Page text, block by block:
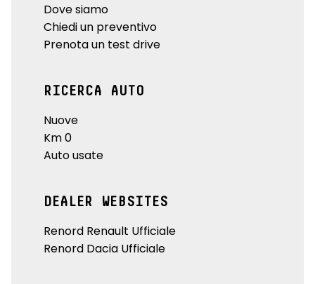
Dove siamo
Chiedi un preventivo
Prenota un test drive
RICERCA AUTO
Nuove
Km 0
Auto usate
DEALER WEBSITES
Renord Renault Ufficiale
Renord Dacia Ufficiale